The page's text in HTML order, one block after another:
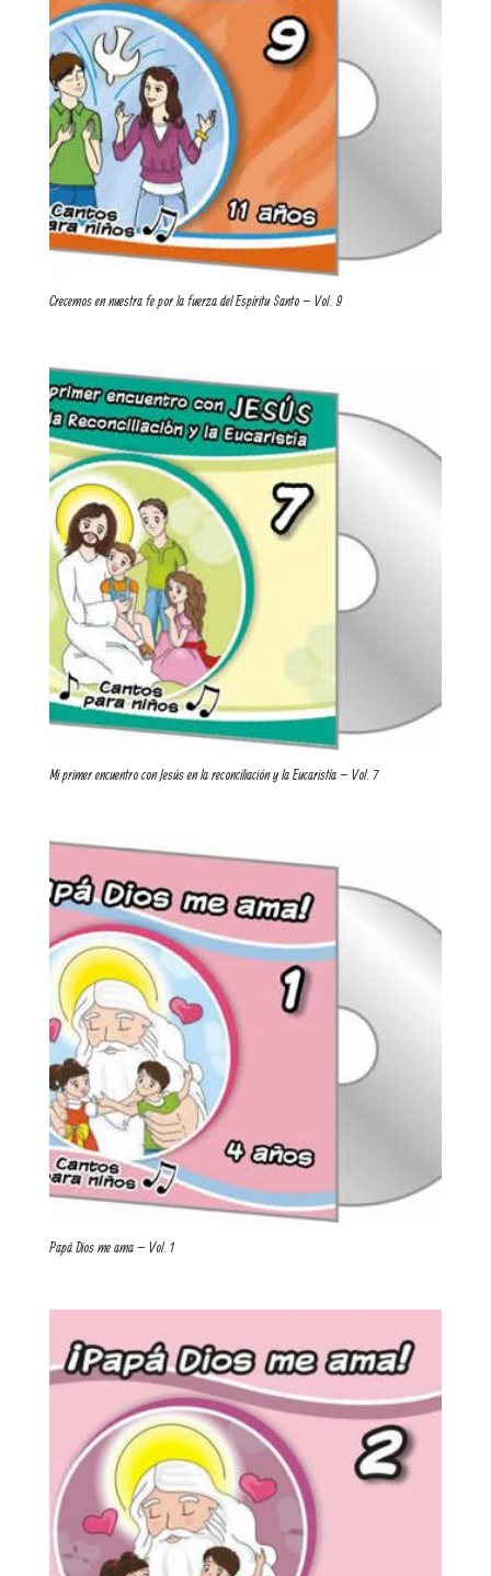
Crecemos en nuestra fe por la fuerza del Espíritu Santo – Vol. 9
Mi primer encuentro con Jesús en la reconciliación y la Eucaristía – Vol. 7
Papá Dios me ama – Vol. 1